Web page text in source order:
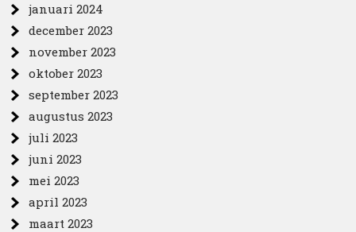
januari 2024
december 2023
november 2023
oktober 2023
september 2023
augustus 2023
juli 2023
juni 2023
mei 2023
april 2023
maart 2023